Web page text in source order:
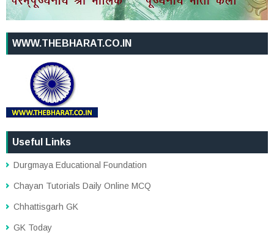
WWW.THEBHARAT.CO.IN
Useful Links
Durgmaya Educational Foundation
Chayan Tutorials Daily Online MCQ
Chhattisgarh GK
GK Today